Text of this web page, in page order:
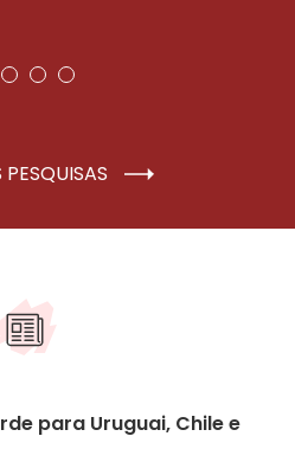
para Uruguai, Chile e